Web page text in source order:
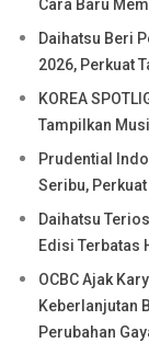
Cara Baru
Daihatsu Beri
2026, Perkuat
KOREA
Tampilkan
Prudential
Seribu,
Daihatsu
Edisi Terbatas
OCBC Ajak
Keberlanjutan
Perubahan